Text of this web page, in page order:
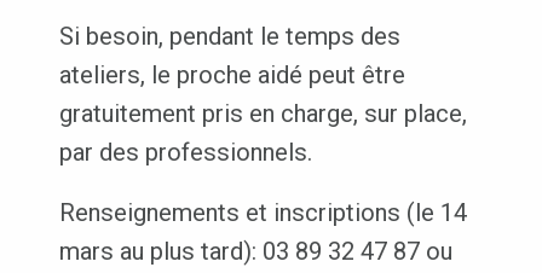
Si besoin, pendant le temps des
ateliers, le proche aidé peut être
gratuitement pris en charge, sur place,
par des professionnels.
Renseignements et inscriptions (le 14
mars au plus tard): 03 89 32 47 87 ou